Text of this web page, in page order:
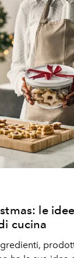
le
cucina